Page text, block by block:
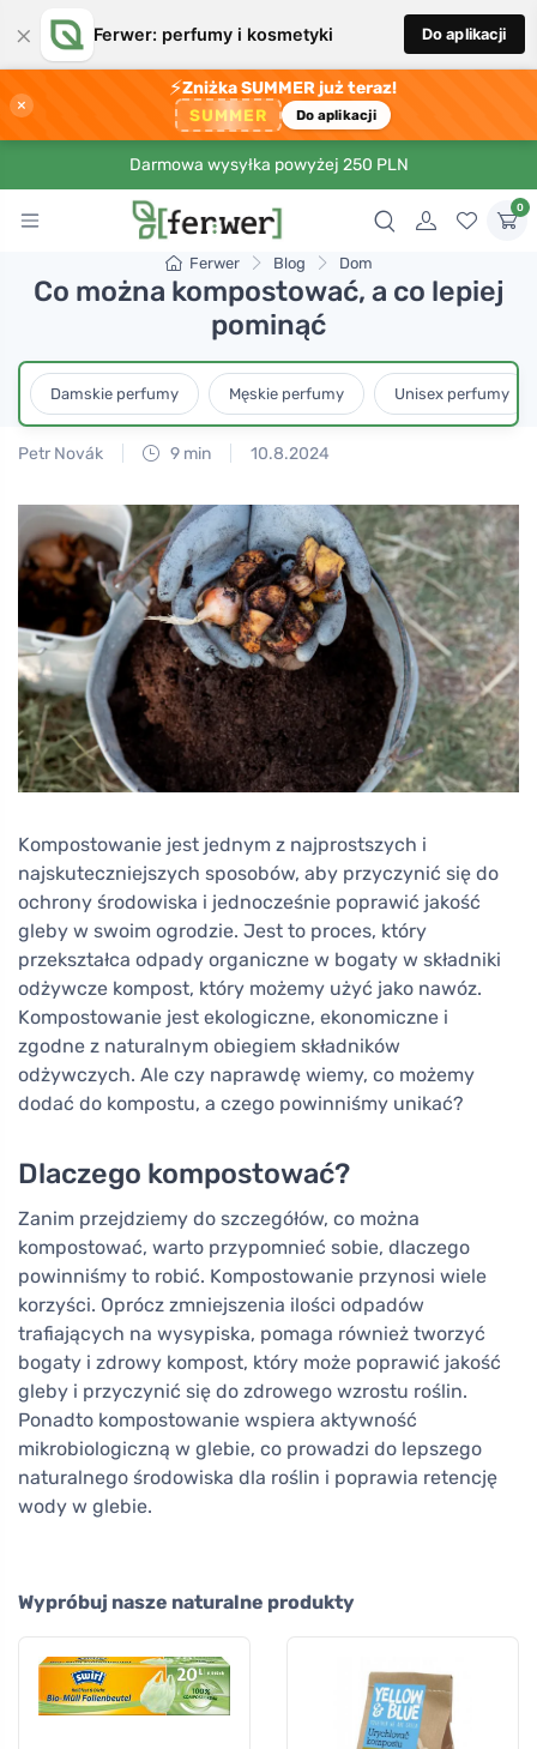
× Ferwer: perfumy i kosmetyki Do aplikacji
×
⚡Zniżka SUMMER już teraz!
SUMMER Do aplikacji
Darmowa wysyłka powyżej 250 PLN
0
Ferwer Blog Dom
Co można kompostować, a co lepiej
pominąć
Damskie perfumy Męskie perfumy Unisex perfumy
Petr Novák 9 min 10.8.2024
Kompostowanie jest jednym z najprostszych i
najskuteczniejszych sposobów, aby przyczynić się do
ochrony środowiska i jednocześnie poprawić jakość
gleby w swoim ogrodzie. Jest to proces, który
przekształca odpady organiczne w bogaty w składniki
odżywcze kompost, który możemy użyć jako nawóz.
Kompostowanie jest ekologiczne, ekonomiczne i
zgodne z naturalnym obiegiem składników
odżywczych. Ale czy naprawdę wiemy, co możemy
dodać do kompostu, a czego powinniśmy unikać?
Dlaczego kompostować?
Zanim przejdziemy do szczegółów, co można
kompostować, warto przypomnieć sobie, dlaczego
powinniśmy to robić. Kompostowanie przynosi wiele
korzyści. Oprócz zmniejszenia ilości odpadów
trafiających na wysypiska, pomaga również tworzyć
bogaty i zdrowy kompost, który może poprawić jakość
gleby i przyczynić się do zdrowego wzrostu roślin.
Ponadto kompostowanie wspiera aktywność
mikrobiologiczną w glebie, co prowadzi do lepszego
naturalnego środowiska dla roślin i poprawia retencję
wody w glebie.
Wypróbuj nasze naturalne produkty